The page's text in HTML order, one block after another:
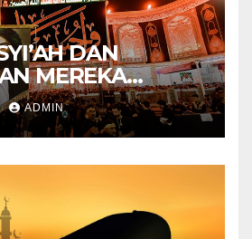
MEREKA
DAN
ADMIN